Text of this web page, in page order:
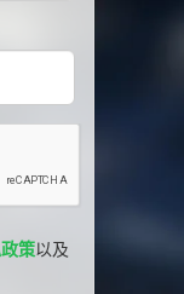
策以及